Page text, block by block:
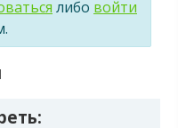
либо войти